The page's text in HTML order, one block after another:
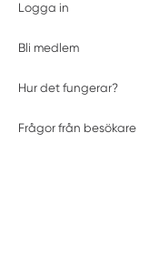
Logga in
Bli medlem
Hur det fungerar?
Frågor från besökare